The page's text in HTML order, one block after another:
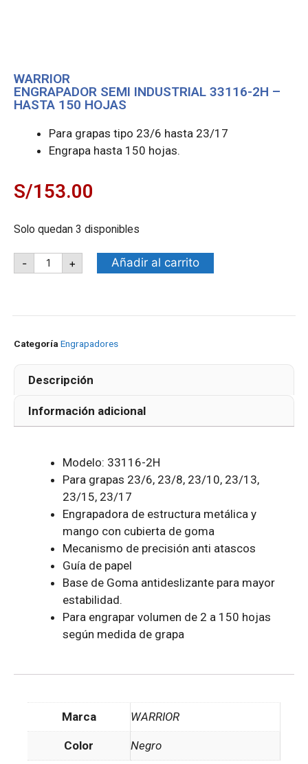
WARRIOR
ENGRAPADOR SEMI INDUSTRIAL 33116-2H –
HASTA 150 HOJAS
Para grapas tipo 23/6 hasta 23/17
Engrapa hasta 150 hojas.
S/153.00
Solo quedan 3 disponibles
- + Añadir al carrito
Categoría Engrapadores
Descripción
Información adicional
Modelo: 33116-2H
Para grapas 23/6, 23/8, 23/10, 23/13,
23/15, 23/17
Engrapadora de estructura metálica y
mango con cubierta de goma
Mecanismo de precisión anti atascos
Guía de papel
Base de Goma antideslizante para mayor
estabilidad.
Para engrapar volumen de 2 a 150 hojas
según medida de grapa
Marca WARRIOR
Color Negro